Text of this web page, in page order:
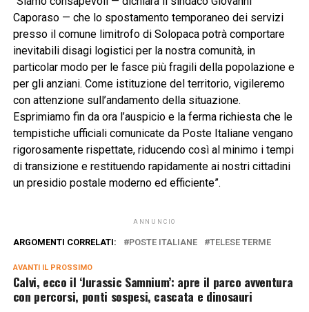
Caporaso — che lo spostamento temporaneo dei servizi
presso il comune limitrofo di Solopaca potrà comportare
inevitabili disagi logistici per la nostra comunità, in
particolar modo per le fasce più fragili della popolazione e
per gli anziani. Come istituzione del territorio, vigileremo
con attenzione sull’andamento della situazione.
Esprimiamo fin da ora l’auspicio e la ferma richiesta che le
tempistiche ufficiali comunicate da Poste Italiane vengano
rigorosamente rispettate, riducendo così al minimo i tempi
di transizione e restituendo rapidamente ai nostri cittadini
un presidio postale moderno ed efficiente”.
ANNUNCIO
ARGOMENTI CORRELATI: POSTE ITALIANE TELESE TERME
AVANTI IL ​​PROSSIMO
Calvi, ecco il ‘Jurassic Samnium’: apre il parco avventura
con percorsi, ponti sospesi, cascata e dinosauri